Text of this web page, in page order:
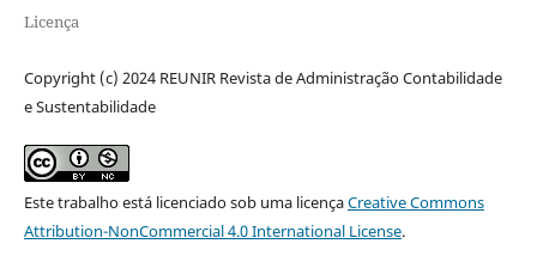
Licença
Copyright (c) 2024 REUNIR Revista de Administração Contabilidade
e Sustentabilidade
Este trabalho está licenciado sob uma licençaCreative Commons
Attribution-NonCommercial 4.0 International License.